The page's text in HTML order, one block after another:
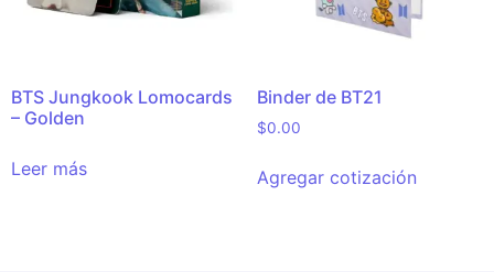
BTS Jungkook Lomocards
– Golden
Leer más
Binder de BT21
$0.00
Agregar cotización